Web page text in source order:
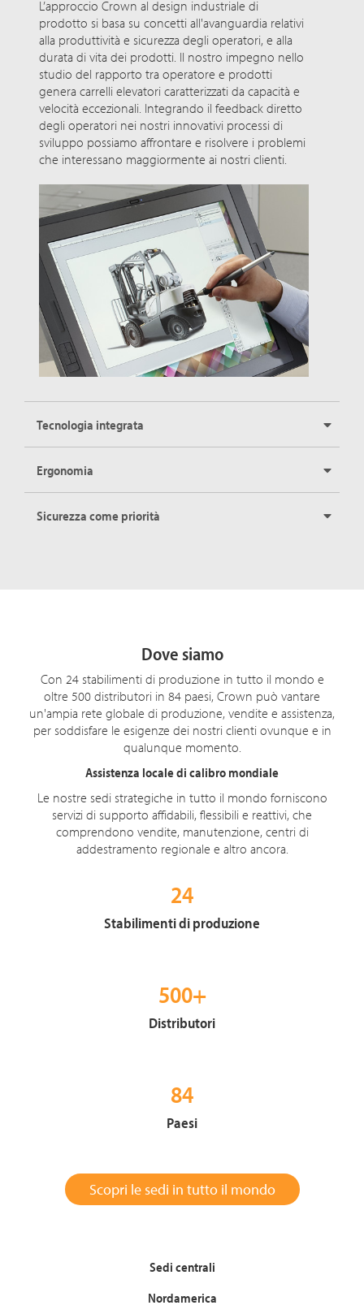
L’approccio Crown al design industriale di
prodotto si basa su concetti all'avanguardia relativi
alla produttività e sicurezza degli operatori, e alla
durata di vita dei prodotti. Il nostro impegno nello
studio del rapporto tra operatore e prodotti
genera carrelli elevatori caratterizzati da capacità e
velocità eccezionali. Integrando il feedback diretto
degli operatori nei nostri innovativi processi di
sviluppo possiamo affrontare e risolvere i problemi
che interessano maggiormente ai nostri clienti.
Tecnologia integrata
Ergonomia
Sicurezza come priorità
Dove siamo
Con 24 stabilimenti di produzione in tutto il mondo e
oltre 500 distributori in 84 paesi, Crown può vantare
un'ampia rete globale di produzione, vendite e assistenza,
per soddisfare le esigenze dei nostri clienti ovunque e in
qualunque momento.
Assistenza locale di calibro mondiale
Le nostre sedi strategiche in tutto il mondo forniscono
servizi di supporto affidabili, flessibili e reattivi, che
comprendono vendite, manutenzione, centri di
addestramento regionale e altro ancora.
24
Stabilimenti di produzione
500+
Distributori
84
Paesi
Scopri le sedi in tutto il mondo
Sedi centrali
Nordamerica